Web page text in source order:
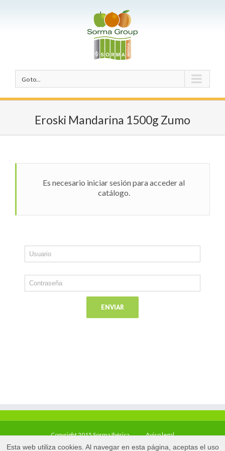
Go to...
Eroski Mandarina 1500g Zumo
Es necesario iniciar sesión para acceder al
catálogo.
Copyright 2015 Sorma Ibérica Aviso legal
Esta web utiliza cookies. Al navegar en esta página, aceptas el uso